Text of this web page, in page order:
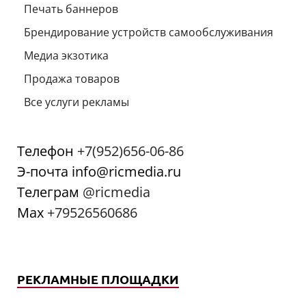
Печать баннеров
Брендирование устройств самообслуживания
Медиа экзотика
Продажа товаров
Все услуги рекламы
Телефон +7(952)656-06-86
Э-почта info@ricmedia.ru
Телеграм @ricmedia
Мах +79526560686
РЕКЛАМНЫЕ ПЛОЩАДКИ